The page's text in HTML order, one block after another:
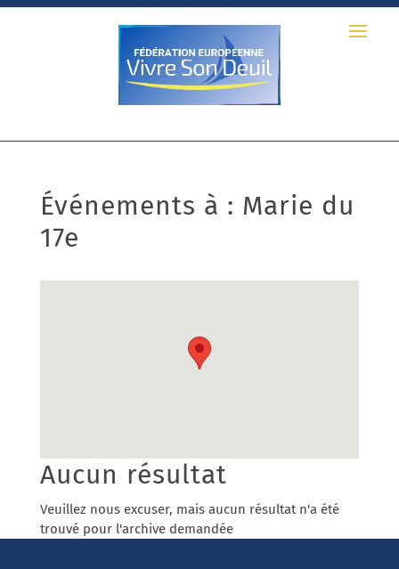
Événements à : Marie du
17e
Aucun résultat
Veuillez nous excuser, mais aucun résultat n'a été
trouvé pour l'archive demandée